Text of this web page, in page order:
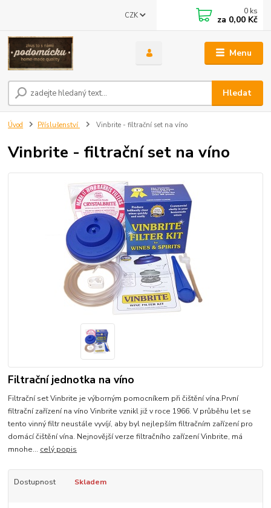
Menu
CZK
Hledat
0 ks
za 0,00 Kč
Úvod Příslušenství Vinbrite - filtrační set na víno
Vinbrite - filtrační set na víno
Filtrační jednotka na víno
Filtrační set Vinbrite je výborným pomocníkem při čištění vína.První
filtrační zařízení na víno Vinbrite vznikl již v roce 1966. V průběhu let se
tento vinný filtr neustále vyvíjí, aby byl nejlepším filtračním zařízení pro
domácí čištění vína. Nejnovější verze filtračního zařízení Vinbrite, má
mnohe... celý popis
Dostupnost Skladem